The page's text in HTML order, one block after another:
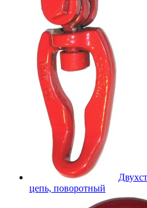
цепь, поворотный